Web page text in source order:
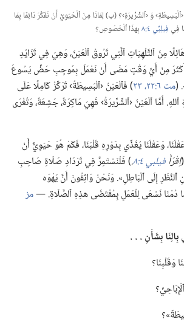
‹ٱلْبَسِيطَةِ› وَ ‹ٱلشِّرِّيرَةِ›؟‏ (‏ب)‏ لِمَاذَا مِنَ ٱلْحَيَوِيِّ أَنْ نُفَكِّرَ دَائِمًا بِمَا
فِي فِيلِبِّي ٤:‏٨
بِهذَا ٱلْخُصُوصِ؟‏
مِنَ ٱلتَّلْهِيَاتِ ٱلَّتِي تَرُوقُ ٱلْعَيْنَ،‏ وَهِيَ فِي تَزَايُدٍ
أَكْثَرَ مِنْ أَيِّ وَقْتٍ مَضَى أَنْ نَعْمَلَ بِمُوجِبِ حَضِّ يَسُوعَ
(‏مت ٦:‏٢٢،‏ ٢٣
‏)‏ فَٱلْعَيْنُ ‹ٱلْبَسِيطَةُ› تُرَكِّزُ كَامِلًا عَلَى
أَمَّا ٱلْعَيْنُ ‹ٱلشِّرِّيرَةُ› فَهِيَ مَاكِرَةٌ،‏ جَشِعَةٌ،‏ وَتُغْرَى
وَعَقْلَنَا يُغَذِّي بِدَوْرِهِ قَلْبَنَا،‏ فَكَمْ هُوَ حَيَوِيٌّ أَنْ
اِقْرَأْفيلبي ٤:‏٨ ‏.‏‏)‏ فَلْنَسْتَمِرَّ فِي تَرْدَادِ صَلَاةِ صَاحِبِ
إِلَى ٱلْبَاطِلِ».‏ وَنَحْنُ وَاثِقُونَ أَنَّ يَهْوَه
دُمْنَا نَسْعَى لِلْعَمَلِ بِمُقْتَضَى هذِهِ ٱلصَّلَاةِ.‏ —‏مز
بِالِنَا بِشَأْنِ .‏ .‏ .‏
وَقَلْبِنَا؟‏